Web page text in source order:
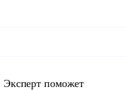
Эксперт поможет